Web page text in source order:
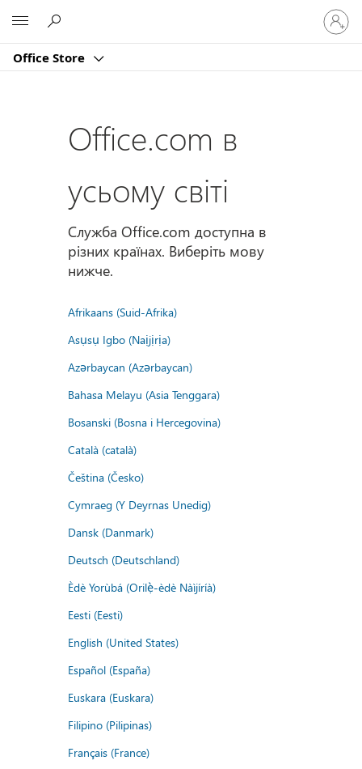
Office Store
свій
запис
Office.com в
усьому світі
Служба Office.com доступна в
різних країнах. Виберіть мову
нижче.
Afrikaans (Suid-Afrika)
Asụsụ Igbo (Naịjịrịa)
Azərbaycan (Azərbaycan)
Bahasa Melayu (Asia Tenggara)
Bosanski (Bosna i Hercegovina)
Català (català)
Čeština (Česko)
Cymraeg (Y Deyrnas Unedig)
Dansk (Danmark)
Deutsch (Deutschland)
Èdè Yorùbá (Orilẹ̀-èdè Nàìjíríà)
Eesti (Eesti)
English (United States)
Español (España)
Euskara (Euskara)
Filipino (Pilipinas)
Français (France)